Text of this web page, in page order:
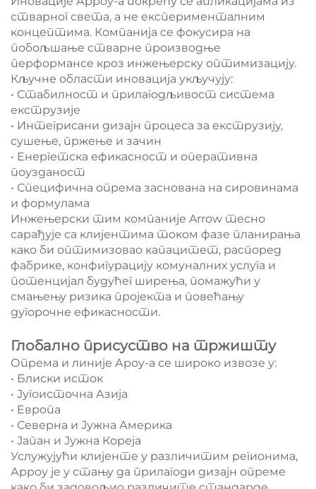
стварног света, а не експерименталним
концептима. Компанија се фокусира на
побољшање стварне производње
перформансе кроз инжењерску оптимизацију.
Кључне области иновација укључују:
• Стабилност и прилагодљивост система
екструзије
• Интегрисани дизајн процеса за екструзију,
сушење, пржење и зачин
• Енергетска ефикасност и оперативна
поузданост
• Специфична опрема заснована на сировинама
и формулама
Инжењерски тим компаније Arrow тесно
сарађује са клијентима током фазе планирања
како би оптимизовао капацитет, распоред
фабрике, конфигурацију комуналних услуга и
потенцијал будућег ширења, помажући у
смањењу ризика пројекта и повећању
дугорочне ефикасности.
Глобално присуство на тржишту
Опрема и линије Ароу-а се широко извозе у:
• Блиски исток
• Југоисточна Азија
• Европа
• Северна и Јужна Америка
• Јапан и Јужна Кореја
Услужујући клијенте у различитим регионима,
Арроу је у стању да прилагоди дизајн опреме